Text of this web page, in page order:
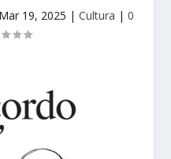
Mar 19, 2025 | Cultura | 0